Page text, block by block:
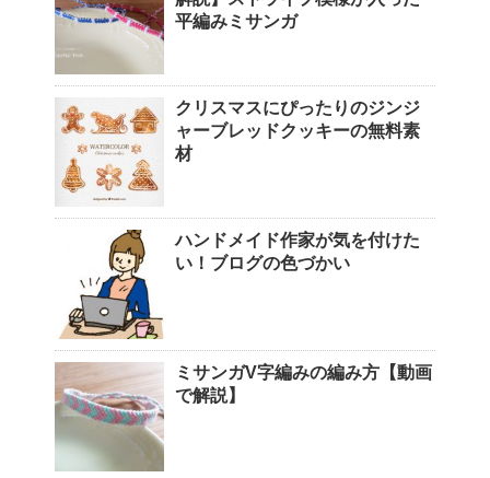
平編みミサンガ
クリスマスにぴったりのジンジ
ャーブレッドクッキーの無料素
材
ハンドメイド作家が気を付けた
い！ブログの色づかい
ミサンガV字編みの編み方【動画
で解説】